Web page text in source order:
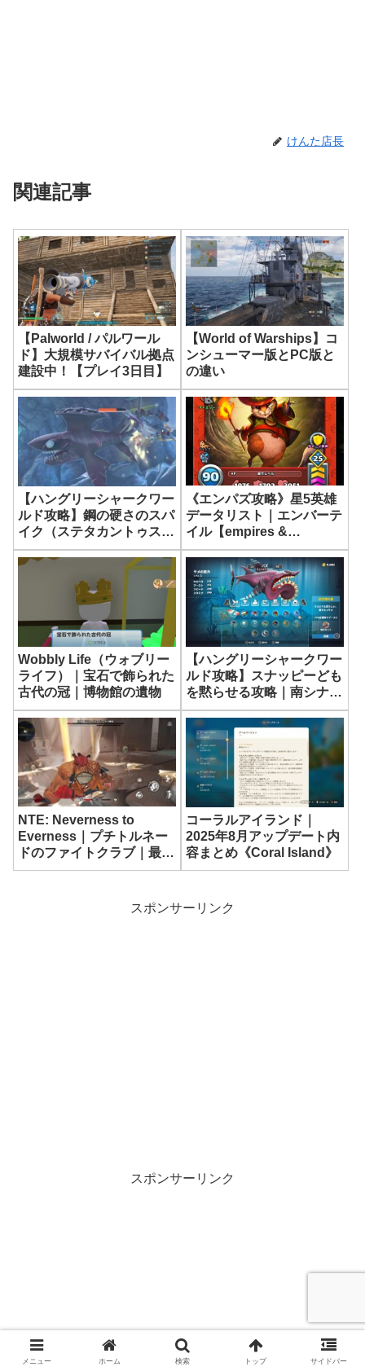
けんた店長
関連記事
【Palworld / パルワール
ド】大規模サバイバル拠点
建設中！【プレイ3日目】
【World of Warships】コ
ンシューマー版とPC版と
の違い
【ハングリーシャークワー
ルド攻略】鋼の硬さのスパ
イク（ステタカントゥス）
を倒す攻略｜北極海ヒラシ
ュモクザメミッション
《エンパズ攻略》星5英雄
データリスト｜エンバーテ
イル【empires &
puzzles】
Wobbly Life（ウォブリー
ライフ）｜宝石で飾られた
古代の冠｜博物館の遺物
【ハングリーシャークワー
ルド攻略】スナッピーども
を黙らせる攻略｜南シナ海
ゾンビシャークミッション
NTE: Neverness to
Everness｜プチトルネー
ドのファイトクラブ｜最高
難易度【徹底血戦】攻略
コーラルアイランド｜
2025年8月アップデート内
容まとめ《Coral Island》
スポンサーリンク
スポンサーリンク
メニュー ホーム 検索 トップ サイドバー